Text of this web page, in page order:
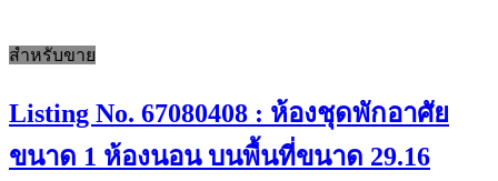
สำหรับขาย
Listing No. 67080408 : ห้องชุดพักอาศัย
ขนาด 1 ห้องนอน บนพื้นที่ขนาด 29.16